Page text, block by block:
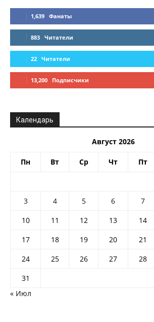
1,639 Фанаты
883 Читатели
22 Читатели
13,200 Подписчики
Календарь
Август 2026
Пн Вт Ср Чт Пт
3
4 5 6 7
10
11 12 13 14
17
18 19 20 21
24
25 26 27 28
31
« Июл